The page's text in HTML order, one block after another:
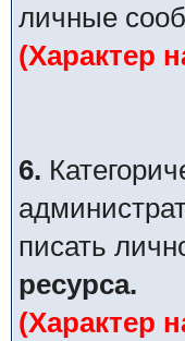
личные
(Характер
6.
писать
ресурса.
(Характер